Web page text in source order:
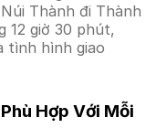
Thành đi Thành
12 giờ 30 phút,
tình hình giao
Hợp Với Mỗi